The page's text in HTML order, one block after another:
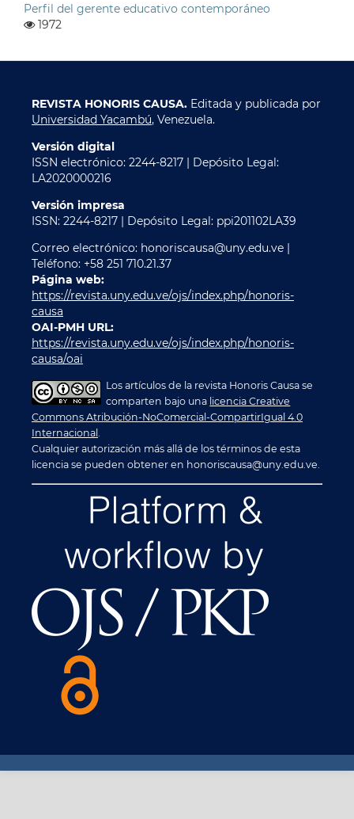
Perfil del gerente educativo contemporáneo
1972
REVISTA HONORIS CAUSA. Editada y publicada por
Universidad Yacambú, Venezuela.
Versión digital
ISSN electrónico: 2244-8217 | Depósito Legal:
LA2020000216
Versión impresa
ISSN: 2244-8217 | Depósito Legal: ppi201102LA39
Correo electrónico: honoriscausa@uny.edu.ve |
Teléfono: +58 251 710.21.37
Página web:
https://revista.uny.edu.ve/ojs/index.php/honoris-
causa
OAI-PMH URL:
https://revista.uny.edu.ve/ojs/index.php/honoris-
causa/oai
Los artículos de la revista Honoris Causa se
comparten bajo una licencia Creative
Commons Atribución-NoComercial-CompartirIgual 4.0
Internacional
Cualquier autorización más allá de los términos de esta
licencia se pueden obtener en honoriscausa@uny.edu.ve.